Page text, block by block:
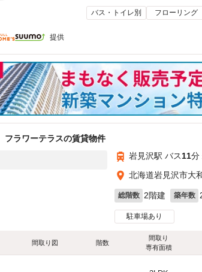
バス・トイレ別 フローリング
提供
フラワーテラスの賃貸物件
岩見沢駅 バス11分
北海道岩見沢市大
総階数 2階建 築年数
駐車場あり
間取り図 階数
間取り
専有面積